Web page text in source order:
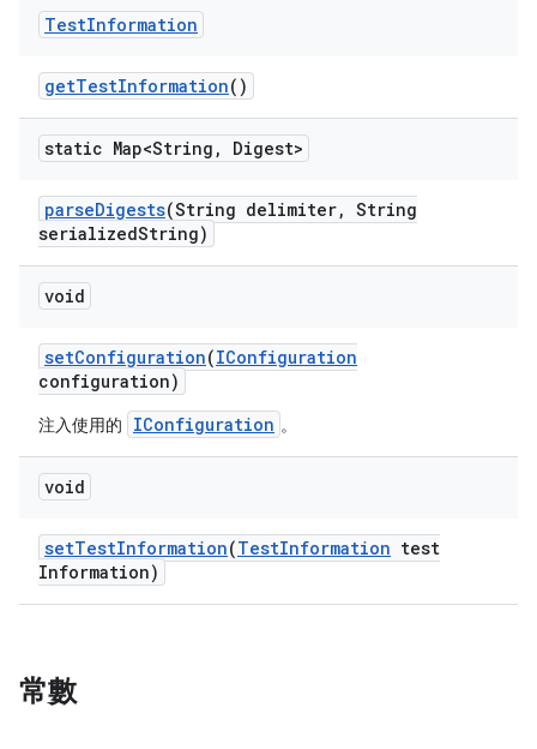
TestInformation
getTestInformation()
static Map<String , Digest>
parseDigests(String delimiter, String
serializedString)
void
setConfiguration(IConfiguration
configuration)
注入使用的 IConfiguration 。
void
setTestInformation(TestInformation test
Information)
常數